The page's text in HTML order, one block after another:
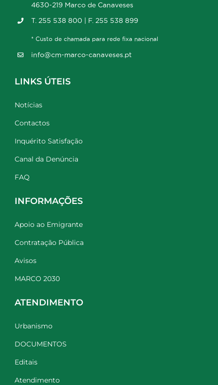
4630-219 Marco de Canaveses
T. 255 538 800 | F. 255 538 899
* Custo de chamada para rede fixa nacional
info@cm-marco-canaveses.pt
LINKS ÚTEIS
Notícias
Contactos
Inquérito Satisfação
Canal da Denúncia
FAQ
INFORMAÇÕES
Apoio ao Emigrante
Contratação Pública
Avisos
MARCO 2030
ATENDIMENTO
Urbanismo
DOCUMENTOS
Editais
Atendimento